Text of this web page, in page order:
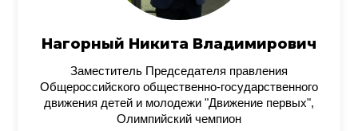
Нагорный Никита Владимирович
Заместитель Председателя правления
Общероссийского общественно-государственного
движения детей и молодежи "Движение первых",
Олимпийский чемпион